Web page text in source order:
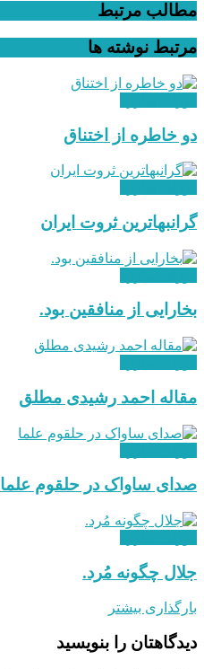
مطالب مرتبط
مرتبط نوشته ها
دو خاطره از اختناق
گرانبهاترین ثروت ایران
بخارایی از منافقین بود.
مقاله احمد رشیدی مطلق
صدای ساواک در حلقوم علما
جلال چگونه مُرد.
بارگذاری بیشتر
دیدگاهتان را بنویسید